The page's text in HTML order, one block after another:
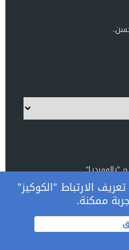
"بالوميديا"
محفوظة.
الارتباط "الكوكيز"
ممكنة.